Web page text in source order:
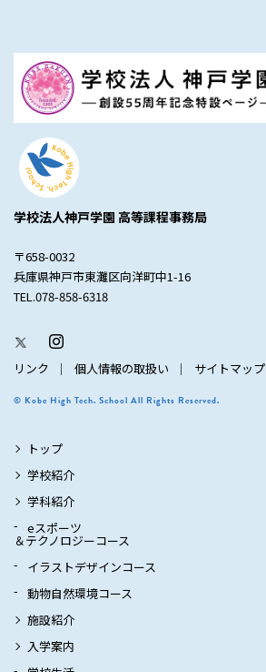
学校法人神戸学園 高等課程事務局
〒658-0032
兵庫県神戸市東灘区向洋町中1-16
TEL.078-858-6318
リンク 個人情報の取扱い サイトマップ
© Kobe High Tech. School All Rights Reserved.
トップ
学校紹介
学科紹介
eスポーツ
＆テクノロジーコース
イラストデザインコース
動物自然環境コース
施設紹介
入学案内